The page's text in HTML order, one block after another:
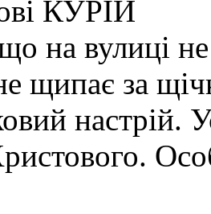
КУРІЙ
на вулиці
щипає за
настрій.